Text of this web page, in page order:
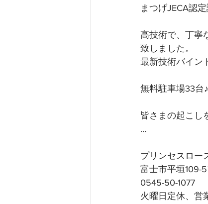
まつげJECA認
高技術で、丁寧
致しました。
最新技術バイン
無料駐車場33台♪
皆さまの起こし
…
プリンセスロー
富士市平垣109-
0545-50-1077
火曜日定休、営